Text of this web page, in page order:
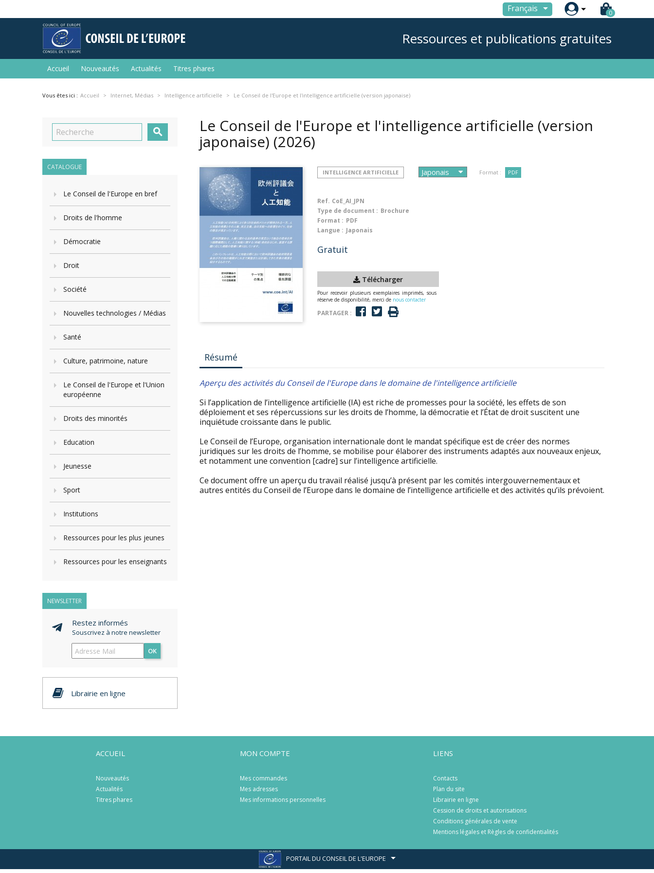
Français  0
Ressources et publications gratuites
Accueil Nouveautés Actualités Titres phares
Vous êtes ici : Accueil Internet, Médias Intelligence artificielle Le Conseil de l'Europe et l'intelligence artificielle (version japonaise)

CATALOGUE
Le Conseil de l'Europe en bref
Droits de l'homme
Démocratie
Droit
Société
Nouvelles technologies / Médias
Santé
Culture, patrimoine, nature
Le Conseil de l'Europe et l'Union
européenne
Droits des minorités
Education
Jeunesse
Sport
Institutions
Ressources pour les plus jeunes
Ressources pour les enseignants
NEWSLETTER
Restez informés
Souscrivez à notre newsletter
OK
Librairie en ligne
Le Conseil de l'Europe et l'intelligence artificielle (version
japonaise) (2026)
INTELLIGENCE ARTIFICIELLE Format : PDF
Ref. CoE_AI_JPN
Type de document : Brochure
Format : PDF
Langue : Japonais
Gratuit
Télécharger
Pour recevoir plusieurs exemplaires imprimés, sous
réserve de disponibilité, merci de nous contacter
PARTAGER :
Résumé
Aperçu des activités du Conseil de l'Europe dans le domaine de l'intelligence artificielle
Si l’application de l’intelligence artificielle (IA) est riche de promesses pour la société, les effets de son
déploiement et ses répercussions sur les droits de l’homme, la démocratie et l’État de droit suscitent une
inquiétude croissante dans le public.
Le Conseil de l’Europe, organisation internationale dont le mandat spécifique est de créer des normes
juridiques sur les droits de l’homme, se mobilise pour élaborer des instruments adaptés aux nouveaux enjeux,
et notamment une convention [cadre] sur l’intelligence artificielle.
Ce document offre un aperçu du travail réalisé jusqu’à présent par les comités intergouvernementaux et
autres entités du Conseil de l’Europe dans le domaine de l’intelligence artificielle et des activités qu’ils prévoient.
ACCUEIL
Nouveautés
Actualités
Titres phares
MON COMPTE
Mes commandes
Mes adresses
Mes informations personnelles
LIENS
Contacts
Plan du site
Librairie en ligne
Cession de droits et autorisations
Conditions générales de vente
Mentions légales et Règles de confidentialités
PORTAIL DU CONSEIL DE L'EUROPE